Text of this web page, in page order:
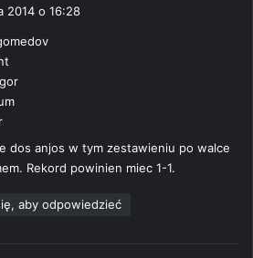
2014 o 16:28
dos anjos w tym zestawieniu po walce
Rekord powinien miec 1-1.
aby odpowiedzieć